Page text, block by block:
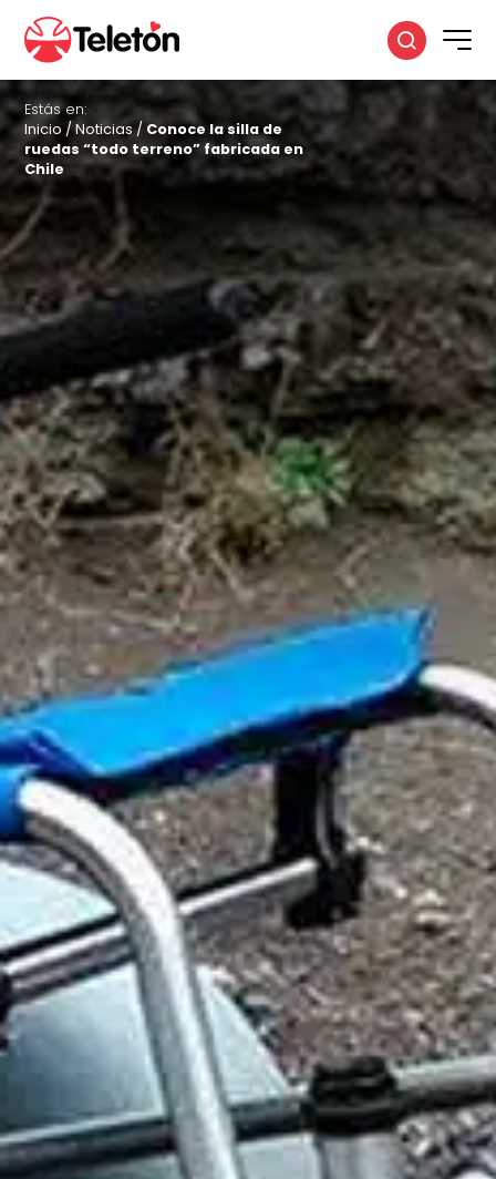
Estás en:
Inicio /Noticias/ Conoce la silla de
ruedas “todo terreno” fabricada en
Chile